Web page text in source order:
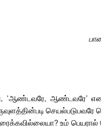
‘ஆண்டவரே, ஆண்டவரே’
உம் பெயரால்